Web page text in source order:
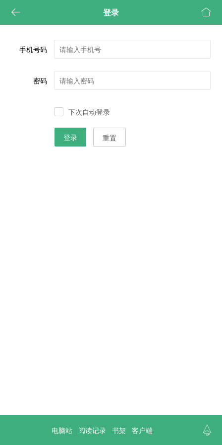
 登录 
手机号码
密码
下次自动登录
重置
电脑站 阅读记录 书架 客户端 